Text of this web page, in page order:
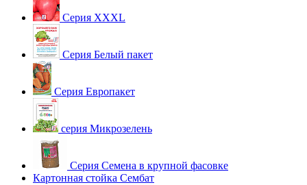
Серия XXXL
Серия Белый пакет
Серия Европакет
серия Микрозелень
Серия Семена в крупной фасовке
Картонная стойка Сембат